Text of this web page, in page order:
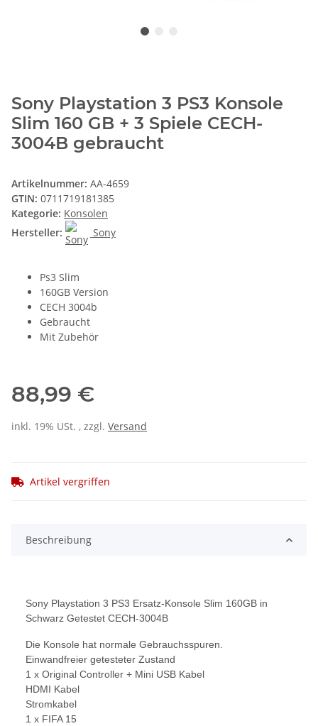
Sony Playstation 3 PS3 Konsole
Slim 160 GB + 3 Spiele CECH-
3004B gebraucht
Artikelnummer: AA-4659
GTIN: 0711719181385
Kategorie: Konsolen
Hersteller:
Sony
Ps3 Slim
160GB Version
CECH 3004b
Gebraucht
Mit Zubehör
88,99 €
inkl. 19% USt. , zzgl. Versand
Artikel vergriffen
Beschreibung
Sony Playstation 3 PS3 Ersatz-Konsole Slim 160GB in
Schwarz Getestet CECH-3004B
Die Konsole hat normale Gebrauchsspuren.
Einwandfreier getesteter Zustand
1 x Original Controller + Mini USB Kabel
HDMI Kabel
Stromkabel
1 x FIFA 15